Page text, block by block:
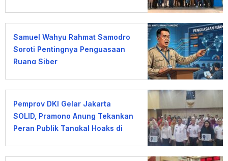
Samuel Wahyu Rahmat Samodro
Soroti Pentingnya Penguasaan
Ruang Siber
Pemprov DKI Gelar Jakarta
SOLID, Pramono Anung Tekankan
Peran Publik Tangkal Hoaks di